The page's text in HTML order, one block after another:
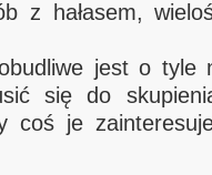
z hałasem,
jest o tyle
się do
coś je